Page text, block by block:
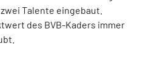
Talente eingebaut.
des BVB-Kaders immer